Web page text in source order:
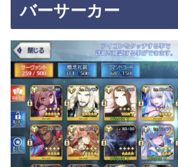
バーサーカー